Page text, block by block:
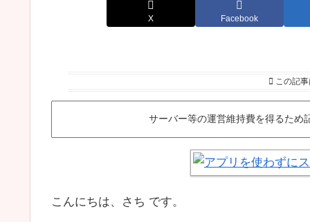
X Facebook
この記
サーバー等の運営維持費を得るため
こんにちは、さち です。